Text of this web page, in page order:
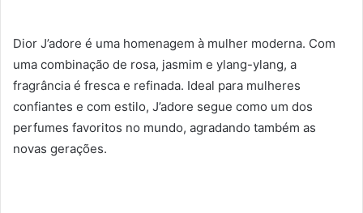
Dior J’adore é uma homenagem à mulher moderna. Com
uma combinação de rosa, jasmim e ylang-ylang, a
fragrância é fresca e refinada. Ideal para mulheres
confiantes e com estilo, J’adore segue como um dos
perfumes favoritos no mundo, agradando também as
novas gerações.